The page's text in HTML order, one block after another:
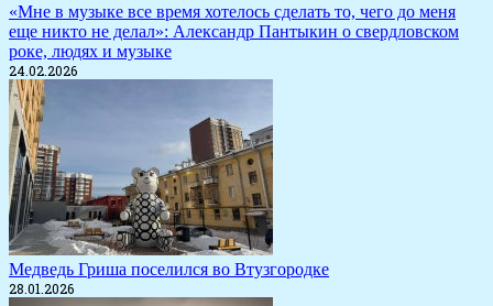
«Мне в музыке все время хотелось сделать то, чего до меня
еще никто не делал»: Александр Пантыкин о свердловском
роке, людях и музыке
24.02.2026
Медведь Гриша поселился во Втузгородке
28.01.2026